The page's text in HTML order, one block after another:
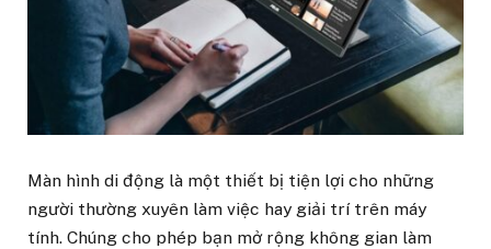
Màn hình di động là một thiết bị tiện lợi cho những
người thường xuyên làm việc hay giải trí trên máy
tính. Chúng cho phép bạn mở rộng không gian làm